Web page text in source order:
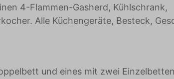
4-Flammen-Gasherd, Kühlschrank,
Alle Küchengeräte, Besteck,
und eines mit zwei